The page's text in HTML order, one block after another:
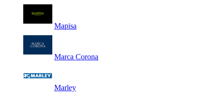
Mapisa
Marca Corona
Marley